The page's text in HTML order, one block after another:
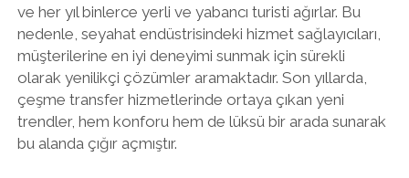
ve her yıl binlerce yerli ve yabancı turisti ağırlar. Bu
nedenle, seyahat endüstrisindeki hizmet sağlayıcıları,
müşterilerine en iyi deneyimi sunmak için sürekli
olarak yenilikçi çözümler aramaktadır. Son yıllarda,
çeşme transfer hizmetlerinde ortaya çıkan yeni
trendler, hem konforu hem de lüksü bir arada sunarak
bu alanda çığır açmıştır.